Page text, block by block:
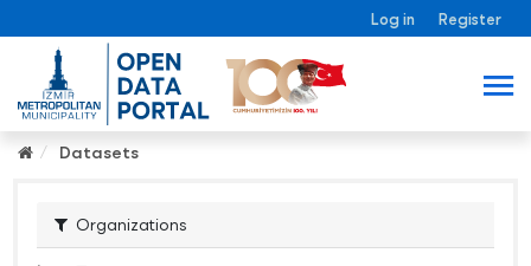
Log in Register
Datasets
Organizations